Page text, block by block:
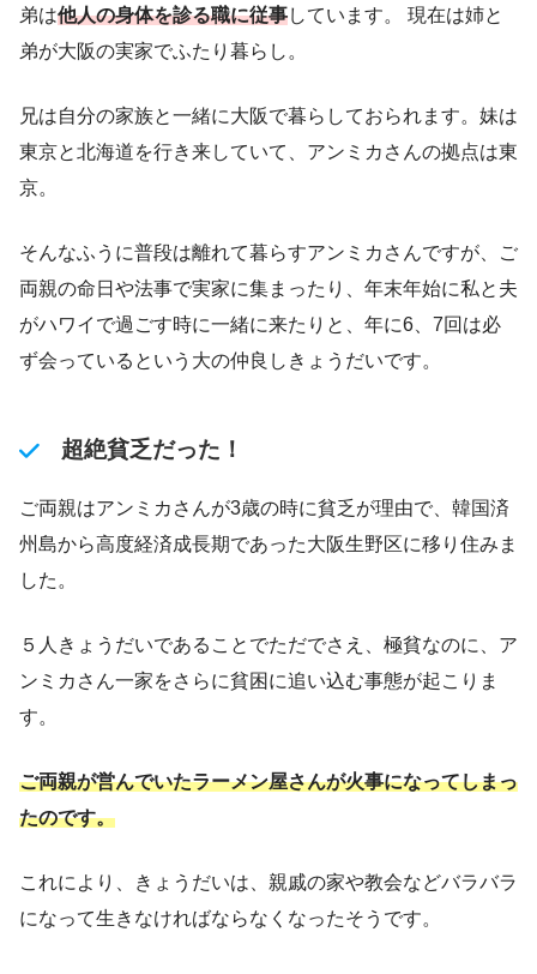
弟は他人の身体を診る職に従事しています。 現在は姉と
弟が大阪の実家でふたり暮らし。
兄は自分の家族と一緒に大阪で暮らしておられます。妹は
東京と北海道を行き来していて、アンミカさんの拠点は東
京。
そんなふうに普段は離れて暮らすアンミカさんですが、ご
両親の命日や法事で実家に集まったり、年末年始に私と夫
がハワイで過ごす時に一緒に来たりと、年に6、7回は必
ず会っているという大の仲良しきょうだいです。
超絶貧乏だった！
ご両親はアンミカさんが3歳の時に貧乏が理由で、韓国済
州島から高度経済成長期であった大阪生野区に移り住みま
した。
５人きょうだいであることでただでさえ、極貧なのに、ア
ンミカさん一家をさらに貧困に追い込む事態が起こりま
す。
ご両親が営んでいたラーメン屋さんが火事になってしまっ
たのです。
これにより、きょうだいは、親戚の家や教会などバラバラ
になって生きなければならなくなったそうです。